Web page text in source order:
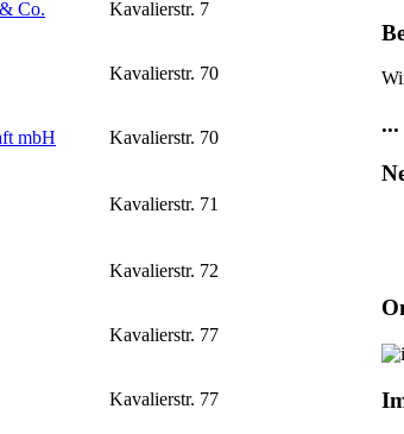
Co. Kavalierstr. 7
Kavalierstr. 70
mbH Kavalierstr. 70
Kavalierstr. 71
Kavalierstr. 72
Kavalierstr. 77
Kavalierstr. 77
...